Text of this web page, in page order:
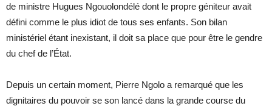
de ministre Hugues Ngouolondélé dont le propre géniteur avait
défini comme le plus idiot de tous ses enfants. Son bilan
ministériel étant inexistant, il doit sa place que pour être le gendre
du chef de l’État.
Depuis un certain moment, Pierre Ngolo a remarqué que les
dignitaires du pouvoir se son lancé dans la grande course du